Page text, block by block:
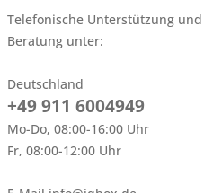
Telefonische Unterstützung und
Beratung unter:
Deutschland
+49 911 6004949
Mo-Do, 08:00-16:00 Uhr
Fr, 08:00-12:00 Uhr